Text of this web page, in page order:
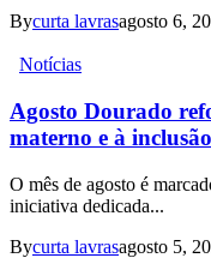
Bycurta lavrasagosto 6,
Notícias
Agosto Dourado
materno e à inclusão
O mês de agosto é
iniciativa dedicada...
Bycurta lavrasagosto 5,